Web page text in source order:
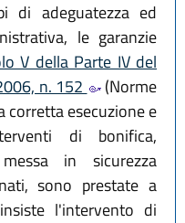
di adeguatezza ed
le garanzie
V della Parte IV del
n. 152
(Norme
corretta esecuzione e
di bonifica,
in sicurezza
sono prestate a
l'intervento di